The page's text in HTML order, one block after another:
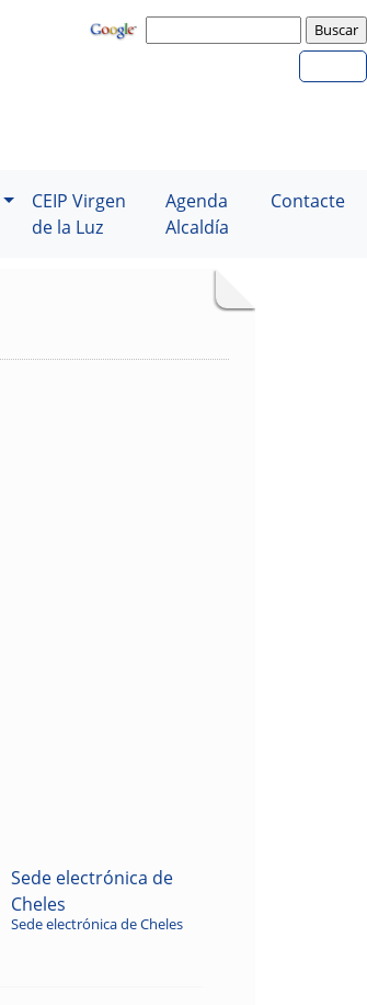
CEIP Virgen
de la Luz
Agenda
Alcaldía
Contacte
Sede electrónica de
Cheles
Sede electrónica de Cheles